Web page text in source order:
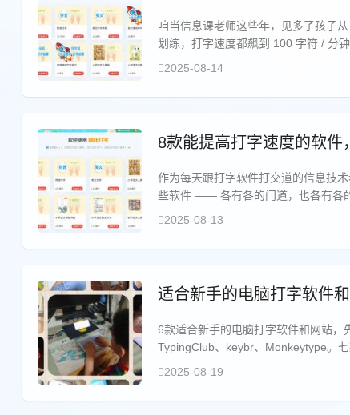
咱当信息课老师这些年，见多了孩子
划练，打字速度都飙到 100 字符 / 分
2025-08-14
8款能提高打字速度的软件
作为每天跟打字软件打交道的信息技
些软件 —— 各有各的门道，也各有各
2025-08-13
适合新手的电脑打字软件
6款适合新手的电脑打字软件和网站，
TypingClub、keybr、Monkeytype。
2025-08-19